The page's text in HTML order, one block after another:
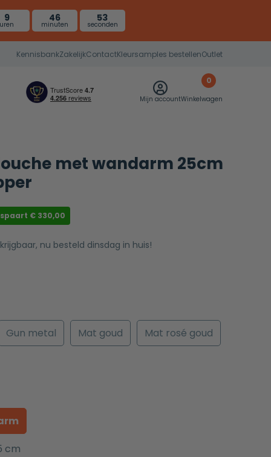
9
uren
46
minuten
52
seconden
KennisbankZakelijkContactKleursamples bestellenOutlet
Mijn account
0
Winkelwagen
met wandarm 25cm
€330,00
nu besteld dinsdag in huis!
Gun metal Mat goud Mat rosé goud
cm